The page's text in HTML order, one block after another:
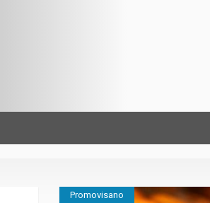
Promovisano